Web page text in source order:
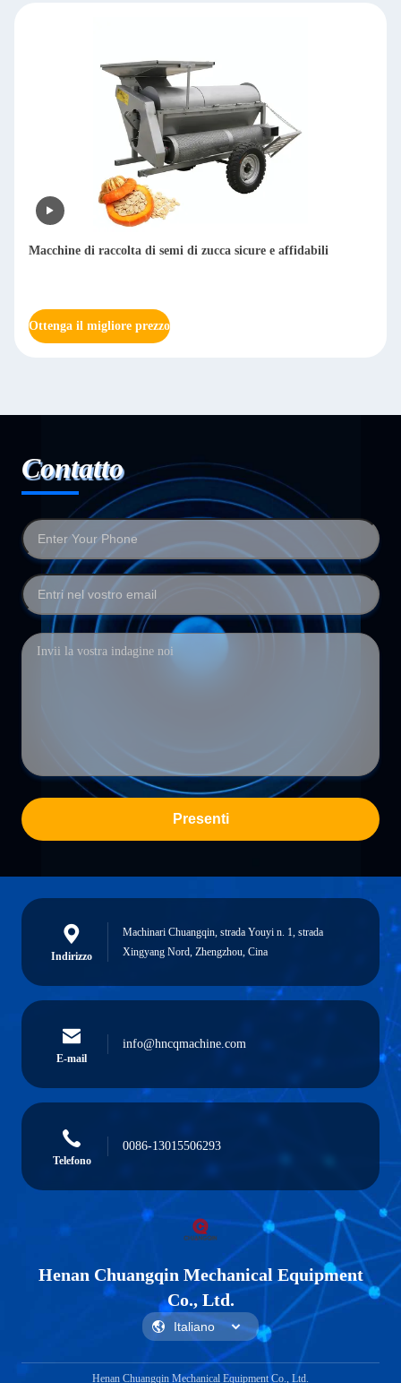
Macchine di raccolta di semi di zucca sicure e affidabili
Ottenga il migliore prezzo
Contatto
Presenti
Indirizzo
Machinari Chuangqin, strada Youyi n. 1, strada
Xingyang Nord, Zhengzhou, Cina
E-mail
info@hncqmachine.com
Telefono
0086-13015506293
Henan Chuangqin Mechanical Equipment
Co., Ltd.
Henan Chuangqin Mechanical Equipment Co., Ltd.